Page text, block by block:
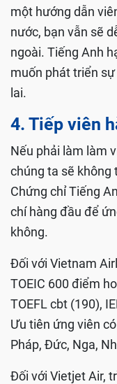
một hướng dẫn
nước, bạn vẫn sẽ
ngoài. Tiếng Anh
muốn phát triển
lai.
4. Tiếp viên
Nếu phải làm làm
chúng ta sẽ không
Chứng chỉ Tiếng
chí hàng đầu để
không.
Đối với Vietnam
TOEIC 600 điểm
TOEFL cbt (190),
Ưu tiên ứng viên
Pháp, Đức, Nga,
Đối với Vietjet Air,